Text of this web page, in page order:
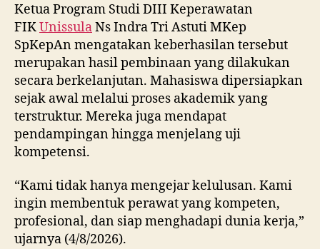
Ketua Program Studi DIII Keperawatan
FIKUnissulaNs Indra Tri Astuti MKep
SpKepAn mengatakan keberhasilan tersebut
merupakan hasil pembinaan yang dilakukan
secara berkelanjutan. Mahasiswa dipersiapkan
sejak awal melalui proses akademik yang
terstruktur. Mereka juga mendapat
pendampingan hingga menjelang uji
kompetensi.
“Kami tidak hanya mengejar kelulusan. Kami
ingin membentuk perawat yang kompeten,
profesional, dan siap menghadapi dunia kerja,”
ujarnya (4/8/2026).